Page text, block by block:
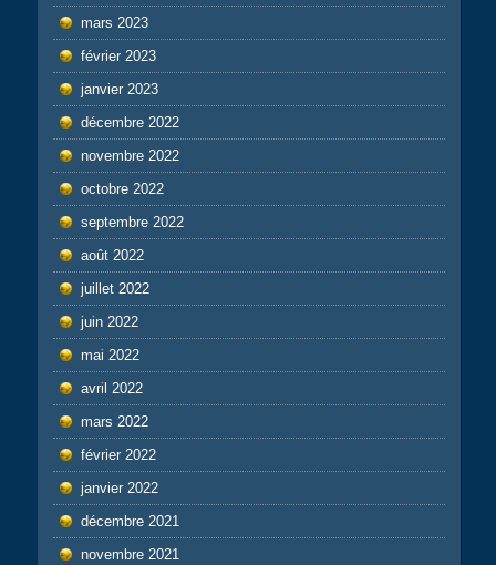
mars 2023
février 2023
janvier 2023
décembre 2022
novembre 2022
octobre 2022
septembre 2022
août 2022
juillet 2022
juin 2022
mai 2022
avril 2022
mars 2022
février 2022
janvier 2022
décembre 2021
novembre 2021